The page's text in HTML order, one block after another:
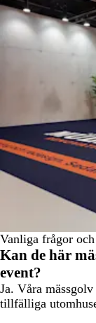
Vanliga frågor
Kan de här
event?
Ja. Våra
tillfälliga